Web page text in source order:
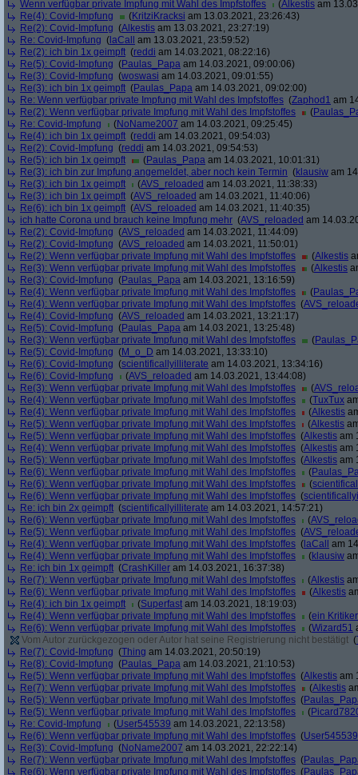
Wenn verfügbar private Impfung mit Wahl des Impfstoffes
(Alkestis am
Re(4): Covid-Impfung
(KritziKracksi am 13.03.2021, 23:26:43)
Re(2): Covid-Impfung (Alkestis am 13.03.2021, 23:27:19)
Re: Covid-Impfung ( laCall
am 13.03.2021, 23:59:52)
Re(2): ich bin 1x geimpft (reddi am 14.03.2021, 08:22:16)
Re(5): Covid-Impfung (Paulas_Papa am 14.03.2021, 09:00:06)
Re(3): Covid-Impfung (woswasi am 14.03.2021, 09:01:55)
Re(3): ich bin 1x geimpft (Paulas_Papa am 14.03.2021, 09:02:00)
Re: Wenn verfügbar private Impfung mit Wahl des Impfstoffes (Zaphod1 am
Re(2): Wenn verfügbar private Impfung mit Wahl des Impfstoffes
(
Re: Covid-Impfung
(NoName2007 am 14.03.2021, 09:25:45)
Re(4): ich bin 1x geimpft (reddi am 14.03.2021, 09:54:03)
Re(2): Covid-Impfung (reddi am 14.03.2021, 09:54:53)
Re(5): ich bin 1x geimpft
(Paulas_Papa am 14.03.2021, 10:01:31)
Re(3): ich bin zur Impfung angemeldet, aber noch kein Termin (klausiw am
Re(3): ich bin 1x geimpft
(AVS_reloaded am 14.03.2021, 11:38:33)
Re(3): ich bin 1x geimpft (AVS_reloaded am 14.03.2021, 11:40:06)
Re(6): ich bin 1x geimpft (AVS_reloaded am 14.03.2021, 11:40:35)
ich hatte Corona und brauch keine Impfung mehr (AVS_reloaded am
Re(2): Covid-Impfung (AVS_reloaded am 14.03.2021, 11:44:09)
Re(2): Covid-Impfung (AVS_reloaded am 14.03.2021, 11:50:01)
Re(2): Wenn verfügbar private Impfung mit Wahl des Impfstoffes
(Alkestis
Re(3): Wenn verfügbar private Impfung mit Wahl des Impfstoffes
(Alkestis
Re(3): Covid-Impfung (Paulas_Papa am 14.03.2021, 13:16:59)
Re(4): Wenn verfügbar private Impfung mit Wahl des Impfstoffes
(
Re(4): Wenn verfügbar private Impfung mit Wahl des Impfstoffes (
Re(4): Covid-Impfung (AVS_reloaded am 14.03.2021, 13:21:17)
Re(5): Covid-Impfung (Paulas_Papa am 14.03.2021, 13:25:48)
Re(3): Wenn verfügbar private Impfung mit Wahl des Impfstoffes
(
Re(5): Covid-Impfung (M_o_D am 14.03.2021, 13:33:10)
Re(6): Covid-Impfung (scientificallyilliterate am 14.03.2021, 13:34:16)
Re(6): Covid-Impfung
(AVS_reloaded am 14.03.2021, 13:44:08)
Re(3): Wenn verfügbar private Impfung mit Wahl des Impfstoffes
(
Re(4): Wenn verfügbar private Impfung mit Wahl des Impfstoffes
(TuxTux
Re(4): Wenn verfügbar private Impfung mit Wahl des Impfstoffes
(Alkestis
Re(5): Wenn verfügbar private Impfung mit Wahl des Impfstoffes
(Alkestis
Re(5): Wenn verfügbar private Impfung mit Wahl des Impfstoffes (Alkestis am
Re(4): Wenn verfügbar private Impfung mit Wahl des Impfstoffes (Alkestis am
Re(5): Wenn verfügbar private Impfung mit Wahl des Impfstoffes (Alkestis am
Re(6): Wenn verfügbar private Impfung mit Wahl des Impfstoffes
(
Re(6): Wenn verfügbar private Impfung mit Wahl des Impfstoffes
(
Re(6): Wenn verfügbar private Impfung mit Wahl des Impfstoffes (
Re: ich bin 2x geimpft (scientificallyilliterate am 14.03.2021, 14:57:21)
Re(6): Wenn verfügbar private Impfung mit Wahl des Impfstoffes
(
Re(5): Wenn verfügbar private Impfung mit Wahl des Impfstoffes (
Re(4): Wenn verfügbar private Impfung mit Wahl des Impfstoffes ( laCall
am
Re(4): Wenn verfügbar private Impfung mit Wahl des Impfstoffes
(klausiw
Re: ich bin 1x geimpft (CrashKiller am 14.03.2021, 16:37:38)
Re(7): Wenn verfügbar private Impfung mit Wahl des Impfstoffes
(Alkestis
Re(6): Wenn verfügbar private Impfung mit Wahl des Impfstoffes
(Alkestis
Re(4): ich bin 1x geimpft
(Superfast am 14.03.2021, 18:19:03)
Re(4): Wenn verfügbar private Impfung mit Wahl des Impfstoffes
(ein Kritiker
Re(6): Wenn verfügbar private Impfung mit Wahl des Impfstoffes
(Wizard51
Vom Autor zurückgezogen oder Autor hat seine Registrierung nicht bestätigt (
Re(7): Covid-Impfung (Thing am 14.03.2021, 20:50:19)
Re(8): Covid-Impfung (Paulas_Papa am 14.03.2021, 21:10:53)
Re(5): Wenn verfügbar private Impfung mit Wahl des Impfstoffes (Alkestis am
Re(7): Wenn verfügbar private Impfung mit Wahl des Impfstoffes
(Alkestis
Re(5): Wenn verfügbar private Impfung mit Wahl des Impfstoffes (
Re(5): Wenn verfügbar private Impfung mit Wahl des Impfstoffes
(
Re: Covid-Impfung
(User545539 am 14.03.2021, 22:13:58)
Re(6): Wenn verfügbar private Impfung mit Wahl des Impfstoffes (User545539
Re(3): Covid-Impfung (NoName2007 am 14.03.2021, 22:22:14)
Re(7): Wenn verfügbar private Impfung mit Wahl des Impfstoffes (
Re(6): Wenn verfügbar private Impfung mit Wahl des Impfstoffes (